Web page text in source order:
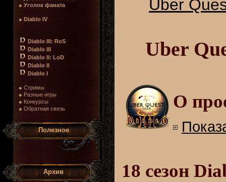
● Уголок фаната
● Diablo IV
Diablo III: RoS
Diablo III
Diablo II: LoD
Diablo II
Diablo I
● Стримы
● Разные игры
● Конкурсы
● Обратная связь
Полезное
Архив
Uber
Uber
О
18 сезон